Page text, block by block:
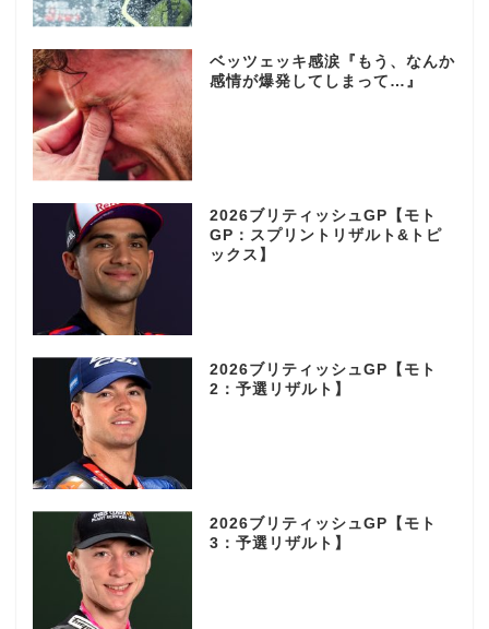
ベッツェッキ感涙『もう、なんか
感情が爆発してしまって…』
2026ブリティッシュGP【モト
GP：スプリントリザルト&トピ
ックス】
2026ブリティッシュGP【モト
2：予選リザルト】
2026ブリティッシュGP【モト
3：予選リザルト】